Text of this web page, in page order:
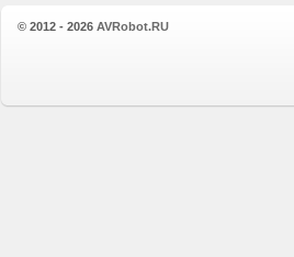
© 2012 - 2026 AVRobot.RU